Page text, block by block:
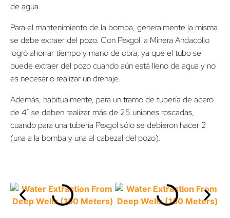
de agua.
Para el mantenimiento de la bomba, generalmente la misma
se debe extraer del pozo. Con Pexgol la Minera Andacollo
logró ahorrar tiempo y mano de obra, ya que el tubo se
puede extraer del pozo cuando aún está lleno de agua y no
es necesario realizar un drenaje.
Además, habitualmente, para un tramo de tubería de acero
de 4” se deben realizar más de 25 uniones roscadas,
cuando para una tubería Pexgol sólo se debieron hacer 2
(una a la bomba y una al cabezal del pozo).